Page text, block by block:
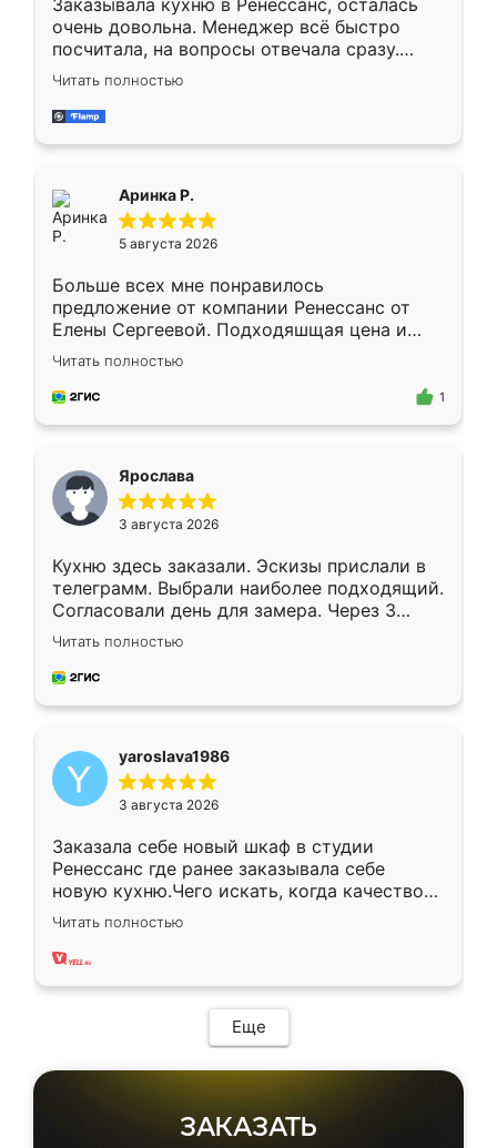
Заказывала кухню в Ренессанс, осталась
очень довольна. Менеджер всё быстро
посчитала, на вопросы отвечала сразу.
Замерщик приехал в субботу, подошёл к
делу со всей ответственностью. Собрали
за день, ребята работали аккуратно, даже
Читать полностью
Аринка Р.
5 августа 2026
Больше всех мне понравилось
предложение от компании Ренессанс от
Елены Сергеевой. Подходяшщая цена и
короткие сроки изготовления. Приехавший
для замера сотрудник Владислав
предложил по моему эскизу самый
Читать полностью
1
Ярослава
3 августа 2026
Кухню здесь заказали. Эскизы прислали в
телеграмм. Выбрали наиболее подходящий.
Согласовали день для замера. Через 3
недели кухня была уже готова. Остались
довольны работой. Спасибо Ренессанс
мебель за качественную работу!
Читать полностью
yaroslava1986
3 августа 2026
Заказала себе новый шкаф в студии
Ренессанс где ранее заказывала себе
новую кухню.Чего искать, когда качеством
вполне довольна. Служит кухня уже почти
два года, нареканий нет.
Читать полностью
Еще
ЗАКАЗАТЬ